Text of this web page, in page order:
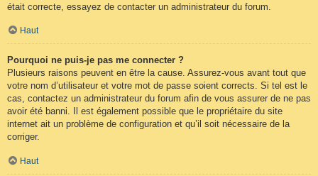
était correcte, essayez de contacter un administrateur du forum.
Haut
Pourquoi ne puis-je pas me connecter ?
Plusieurs raisons peuvent en être la cause. Assurez-vous avant tout que
votre nom d’utilisateur et votre mot de passe soient corrects. Si tel est le
cas, contactez un administrateur du forum afin de vous assurer de ne pas
avoir été banni. Il est également possible que le propriétaire du site
internet ait un problème de configuration et qu’il soit nécessaire de la
corriger.
Haut